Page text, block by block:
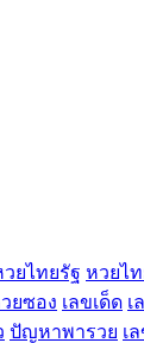
ยไทยรัฐ หวยไ
ยซอง เลขเด็ด เ
ปัญหาพารวย เ